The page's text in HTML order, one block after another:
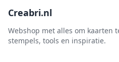
Creabri.nl
Webshop met alles om kaarten
stempels, tools en inspiratie.